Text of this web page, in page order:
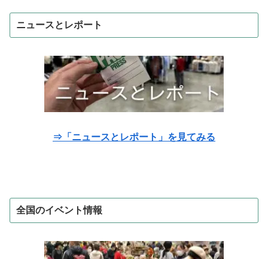
ニュースとレポート
⇒「ニュースとレポート」を見てみる
全国のイベント情報